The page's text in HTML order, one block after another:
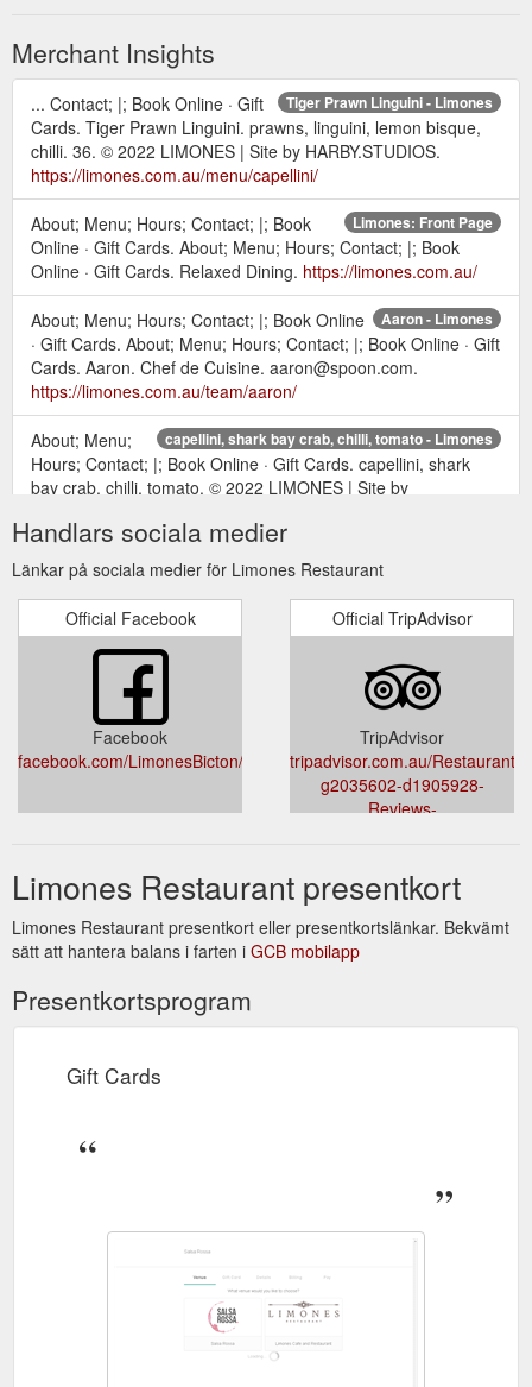
Merchant Insights
Tiger Prawn Linguini - Limones
... Contact; |; Book Online · Gift
Cards. Tiger Prawn Linguini. prawns, linguini, lemon bisque,
chilli. 36. © 2022 LIMONES | Site by HARBY.STUDIOS.
https://limones.com.au/menu/capellini/
Limones: Front Page
About; Menu; Hours; Contact; |; Book
Online · Gift Cards. About; Menu; Hours; Contact; |; Book
Online · Gift Cards. Relaxed Dining. https://limones.com.au/
Aaron - Limones
About; Menu; Hours; Contact; |; Book Online
· Gift Cards. About; Menu; Hours; Contact; |; Book Online · Gift
Cards. Aaron. Chef de Cuisine. aaron@spoon.com.
https://limones.com.au/team/aaron/
capellini, shark bay crab, chilli, tomato - Limones
About; Menu;
Hours; Contact; |; Book Online · Gift Cards. capellini, shark
bay crab, chilli, tomato. © 2022 LIMONES | Site by
roasted-chicken-farro-salad/
WELCOME SECTION - image - Limones
1 Point Walter Road,
Bicton WA 6157; 08 9319 1414 · dine@limones.com.au ·
Limones. About; Menu; Hours; Contact; |; Book Online · Gift
https://limones.com.au/contentboxes/welcome-section-
Cacciatori - Limones
About; Menu; Hours; Contact; |; Book
Online · Gift Cards. Cacciatori. salami, tomato, oregano, chilli.
18. © 2022 LIMONES | Site by HARBY.STUDIOS.
https://limones.com.au/menu/margherita-2/
Handlars sociala medier
Länkar på sociala medier för Limones Restaurant
Official Facebook
Facebook
facebook.com/LimonesBicton/
Official TripAdvisor
TripAdvisor
tripadvisor.com.au/
g2035602-d1905928-
Reviews-
Limones Restaurant presentkort
Limones Restaurant presentkort eller presentkortslänkar. Bekvämt
sätt att hantera balans i farten i GCB mobilapp
Presentkortsprogram
Gift Cards